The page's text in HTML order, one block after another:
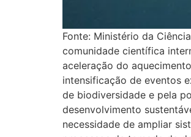
Fonte: Ministério da
comunidade científica
aceleração do
intensificação de eventos
de biodiversidade e pela
desenvolvimento
necessidade de ampliar